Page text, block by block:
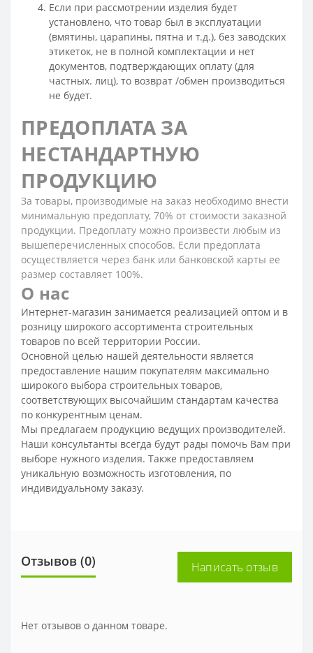
Если при рассмотрении изделия будет
установлено, что товар был в эксплуатации
(вмятины, царапины, пятна и т.д.), без заводских
этикеток, не в полной комплектации и нет
документов, подтверждающих оплату (для
частных. лиц), то возврат /обмен производиться
не будет.
ПРЕДОПЛАТА ЗА
НЕСТАНДАРТНУЮ
ПРОДУКЦИЮ
За товары, производимые на заказ необходимо внести
минимальную предоплату, 70% от стоимости заказной
продукции. Предоплату можно произвести любым из
вышеперечисленных способов. Если предоплата
осуществляется через банк или банковской карты ее
размер составляет 100%.
О нас
Интернет-магазин занимается реализацией оптом и в
розницу широкого ассортимента строительных
товаров по всей территории России.
Основной целью нашей деятельности является
предоставление нашим покупателям максимально
широкого выбора строительных товаров,
соответствующих высочайшим стандартам качества
по конкурентным ценам.
Мы предлагаем продукцию ведущих производителей.
Наши консультанты всегда будут рады помочь Вам при
выборе нужного изделия. Также предоставляем
уникальную возможность изготовления, по
индивидуальному заказу.
Отзывов (0) Написать отзыв
Нет отзывов о данном товаре.